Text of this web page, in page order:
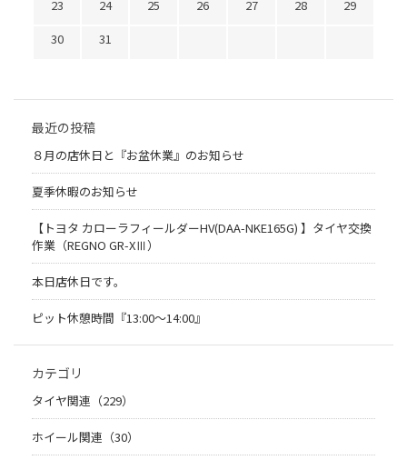
23
24 25 26 27 28
29
30
31
最近の投稿
８月の店休日と『お盆休業』のお知らせ
夏季休暇のお知らせ
【トヨタ カローラフィールダーHV(DAA-NKE165G) 】タイヤ交換
作業（REGNO GR-XⅢ）
本日店休日です。
ピット休憩時間『13:00～14:00』
カテゴリ
タイヤ関連（229）
ホイール関連（30）